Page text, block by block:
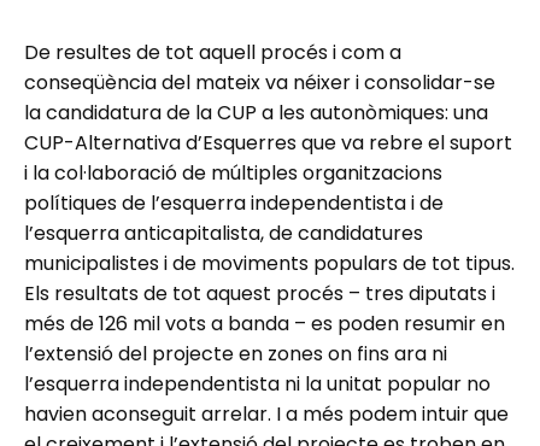
De resultes de tot aquell procés i com a
conseqüència del mateix va néixer i consolidar-se
la candidatura de la CUP a les autonòmiques: una
CUP-Alternativa d’Esquerres que va rebre el suport
i la col·laboració de múltiples organitzacions
polítiques de l’esquerra independentista i de
l’esquerra anticapitalista, de candidatures
municipalistes i de moviments populars de tot tipus.
Els resultats de tot aquest procés – tres diputats i
més de 126 mil vots a banda – es poden resumir en
l’extensió del projecte en zones on fins ara ni
l’esquerra independentista ni la unitat popular no
havien aconseguit arrelar. I a més podem intuir que